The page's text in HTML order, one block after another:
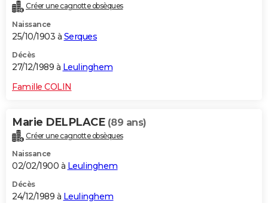
Créer une cagnotte obsèques
Naissance
25/10/1903 à Serques
Décès
27/12/1989 à Leulinghem
Famille COLIN
Marie DELPLACE (89 ans)
Créer une cagnotte obsèques
Naissance
02/02/1900 à Leulinghem
Décès
24/12/1989 à Leulinghem